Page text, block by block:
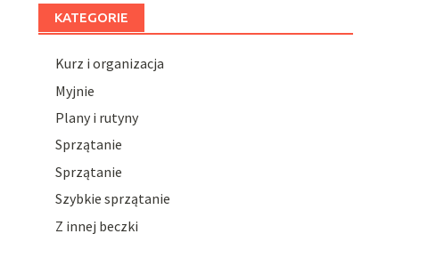
KATEGORIE
Kurz i organizacja
Myjnie
Plany i rutyny
Sprzątanie
Sprzątanie
Szybkie sprzątanie
Z innej beczki